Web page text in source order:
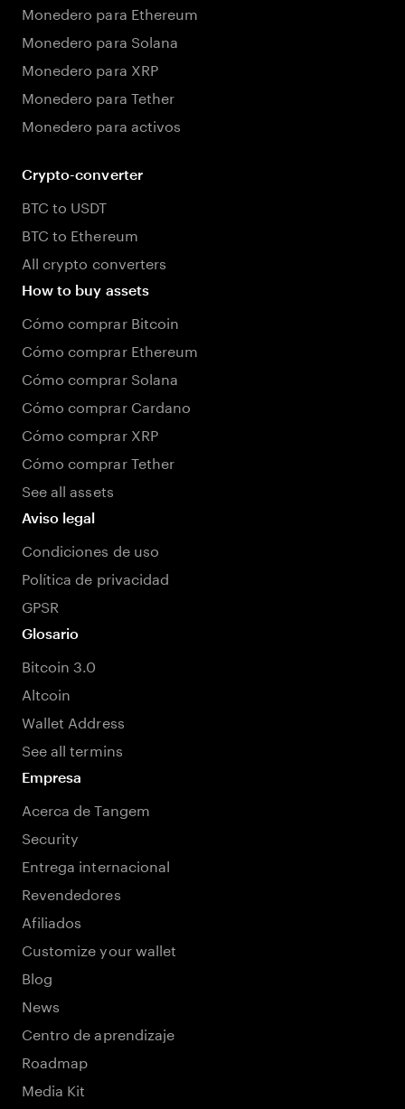
Monedero para Ethereum
Monedero para Solana
Monedero para XRP
Monedero para Tether
Monedero para activos
Crypto-converter
BTC to USDT
BTC to Ethereum
All crypto converters
How to buy assets
Cómo comprar Bitcoin
Cómo comprar Ethereum
Cómo comprar Solana
Cómo comprar Cardano
Cómo comprar XRP
Cómo comprar Tether
See all assets
Aviso legal
Condiciones de uso
Política de privacidad
GPSR
Glosario
Bitcoin 3.0
Altcoin
Wallet Address
See all termins
Empresa
Acerca de Tangem
Security
Entrega internacional
Revendedores
Afiliados
Customize your wallet
Blog
News
Centro de aprendizaje
Roadmap
Media Kit